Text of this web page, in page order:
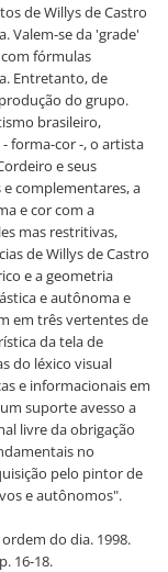
de Willys de Castro
Valem-se da 'grade'
fórmulas
Entretanto, de
do grupo.
brasileiro,
forma-cor -, o artista
e seus
complementares, a
e cor com a
mas restritivas,
de Willys de Castro
e a geometria
e autônoma e
em três vertentes de
da tela de
do léxico visual
e informacionais em
suporte avesso a
livre da obrigação
no
pelo pintor de
e autônomos".
do dia. 1998.
16-18.